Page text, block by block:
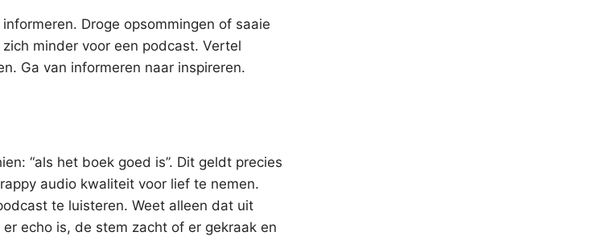
Droge opsommingen of saaie
minder voor een podcast. Vertel
Ga van informeren naar inspireren.
“als het boek goed is”. Dit geldt precies
audio kwaliteit voor lief te nemen.
te luisteren. Weet alleen dat uit
echo is, de stem zacht of er gekraak en